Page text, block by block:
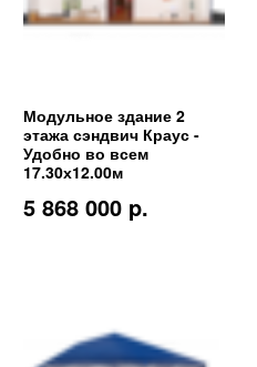
Модульное здание 2
этажа сэндвич Краус -
Удобно во всем
17.30х12.00м
5 868 000 p.